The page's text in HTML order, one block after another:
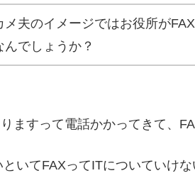
メ夫のイメージではお役所が
んでしょうか？
ますって電話かかってきて、
といてFAXってITについていけ